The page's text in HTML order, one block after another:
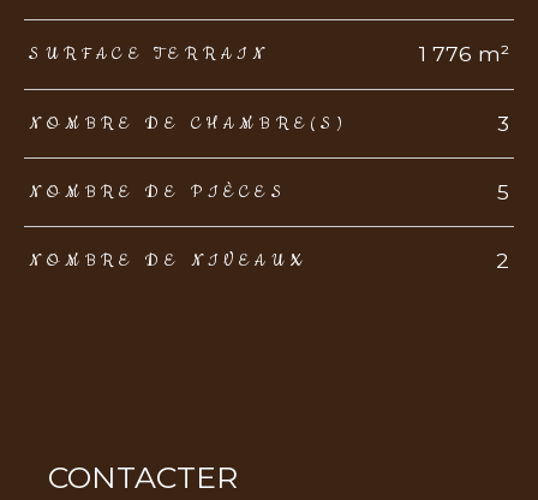
SURFACE TERRAIN 1 776 m²
NOMBRE DE CHAMBRE(S) 3
NOMBRE DE PIÈCES 5
NOMBRE DE NIVEAUX 2
CONTACTER